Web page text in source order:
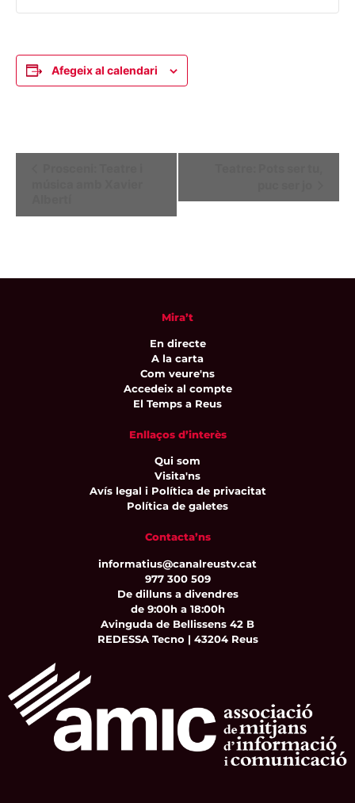
Afegeix al calendari
Mira’t
En directe
A la carta
Com veure'ns
Accedeix al compte
El Temps a Reus
Enllaços d’interès
Qui som
Visita'ns
Avís legal i Política de privacitat
Política de galetes
Contacta’ns
informatius@canalreustv.cat
977 300 509
De dilluns a divendres
de 9:00h a 18:00h
Avinguda de Bellissens 42 B
REDESSA Tecno | 43204 Reus